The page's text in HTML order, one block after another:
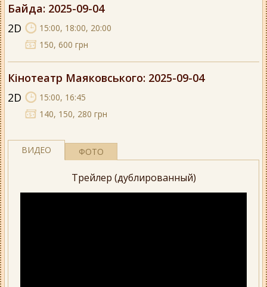
Байда: 2025-09-04
2D
15:00, 18:00, 20:00
150, 600 грн
Кінотеатр Маяковського: 2025-09-04
2D
15:00, 16:45
140, 150, 280 грн
ВИДЕО ФОТО
Трейлер (дублированный)